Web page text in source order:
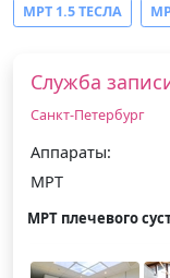
МРТ 1.5 ТЕСЛА
Служба
Санкт-Петербург
Аппараты:
МРТ
МРТ плечевого